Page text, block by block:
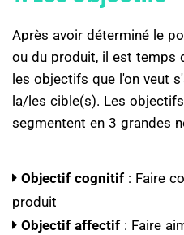
Après avoir déterminé le
ou du produit, il est temps
les objectifs que l'on veut
la/les cible(s). Les
segmentent en 3 grandes
Objectif cognitif : Faire
produit
Objectif affectif : Faire